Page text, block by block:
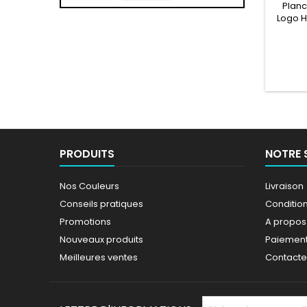
Logo
cm4
PRODUITS
Nos Couleurs
Conseils pratiques
Promotions
Nouveaux produits
Meilleures ventes
NOTRE
Livraison
A propos